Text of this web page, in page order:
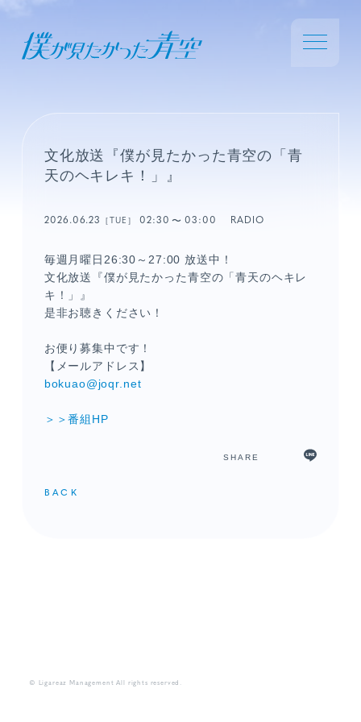
文化放送『僕が見たかった青空の「青
天のヘキレキ！」』
2026.06.23 ［TUE］02:30 03:00 RADIO
毎週月曜日26:30～27:00 放送中！
文化放送『僕が見たかった青空の「青天のヘキレ
キ！」』
是非お聴きください！
お便り募集中です！
【メールアドレス】
bokuao@joqr.net
＞＞番組HP
SHARE
BACK
© Ligareaz Management All rights reserved.